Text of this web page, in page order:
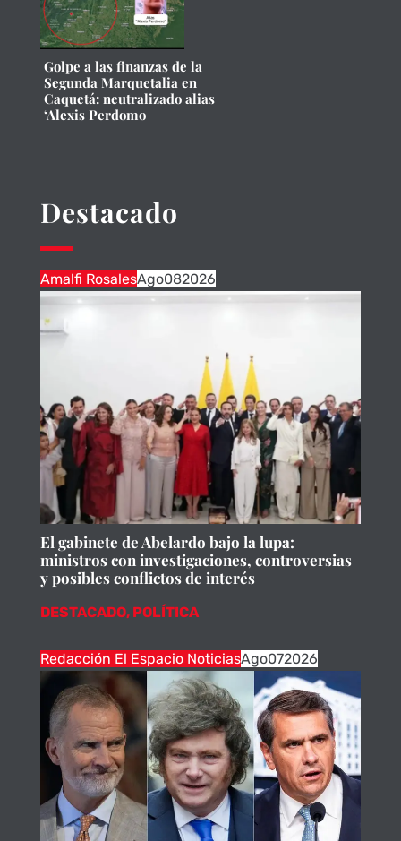
Golpe a las finanzas de la
Segunda Marquetalia en
Caquetá: neutralizado alias
‘Alexis Perdomo
Destacado
Amalfi RosalesAgo082026
El gabinete de Abelardo bajo la lupa:
ministros con investigaciones, controversias
y posibles conflictos de interés
DESTACADO, POLÍTICA
Redacción El Espacio NoticiasAgo072026